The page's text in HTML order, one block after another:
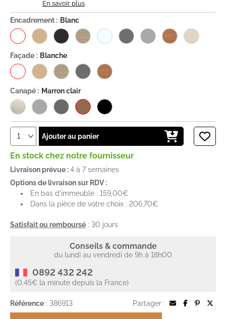
En savoir plus
Encadrement : Blanc
Façade : Blanche
Canapé : Marron clair
Ajouter au panier
En stock chez notre fournisseur
Livraison prévue :4 à 7 semaines
Options de livraison sur RDV :
En bas d'immeuble : 159,00€
Dans la pièce de votre choix : 206,70€
Satisfait ou remboursé : 30 jours
Conseils & commande
du lundi au vendredi de 9h à 18h00
0892 432 242
(0.45€ la minute depuis la France)
Référence : 386913 Partager :